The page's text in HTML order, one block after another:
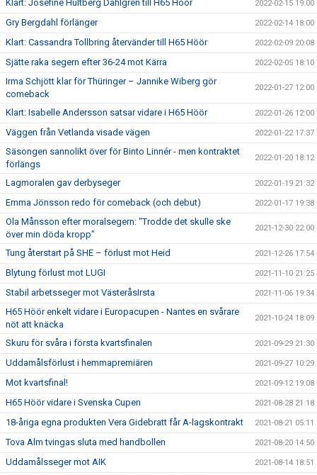
Klart: Josefine Hultberg Dahlgren till H65 Höör 2022-02-15 19:00
Gry Bergdahl förlänger 2022-02-14 18:00
Klart: Cassandra Tollbring återvänder till H65 Höör 2022-02-09 20:08
Sjätte raka segern efter 36-24 mot Kärra 2022-02-05 18:10
Irma Schjött klar för Thüringer – Jannike Wiberg gör
comeback
2022-01-27 12:00
Klart: Isabelle Andersson satsar vidare i H65 Höör 2022-01-26 12:00
Väggen från Vetlanda visade vägen 2022-01-22 17:37
Säsongen sannolikt över för Binto Linnér - men kontraktet
förlängs
2022-01-20 18:12
Lagmoralen gav derbyseger 2022-01-19 21:32
Emma Jönsson redo för comeback (och debut) 2022-01-17 19:38
Ola Månsson efter moralsegern: "Trodde det skulle ske
över min döda kropp"
2021-12-30 22:00
Tung återstart på SHE – förlust mot Heid 2021-12-26 17:54
Blytung förlust mot LUGI 2021-11-10 21:25
Stabil arbetsseger mot VästeråsIrsta 2021-11-06 19:34
H65 Höör enkelt vidare i Europacupen - Nantes en svårare
nöt att knäcka
2021-10-24 18:09
Skuru för svåra i första kvartsfinalen 2021-09-29 21:30
Uddamålsförlust i hemmapremiären 2021-09-27 10:29
Mot kvartsfinal! 2021-09-12 19:08
H65 Höör vidare i Svenska Cupen 2021-08-28 21:18
18-åriga egna produkten Vera Gidebratt får A-lagskontrakt 2021-08-21 05:11
Tova Alm tvingas sluta med handbollen 2021-08-20 14:50
Uddamålsseger mot AIK 2021-08-14 18:51